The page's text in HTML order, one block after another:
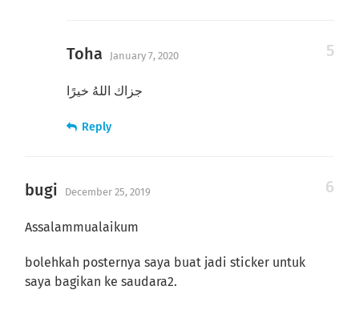
Toha January 7, 2020
جزاك اللهُ خيرًا
Reply
bugi December 25, 2019
Assalammualaikum
bolehkah posternya saya buat jadi sticker untuk
saya bagikan ke saudara2.